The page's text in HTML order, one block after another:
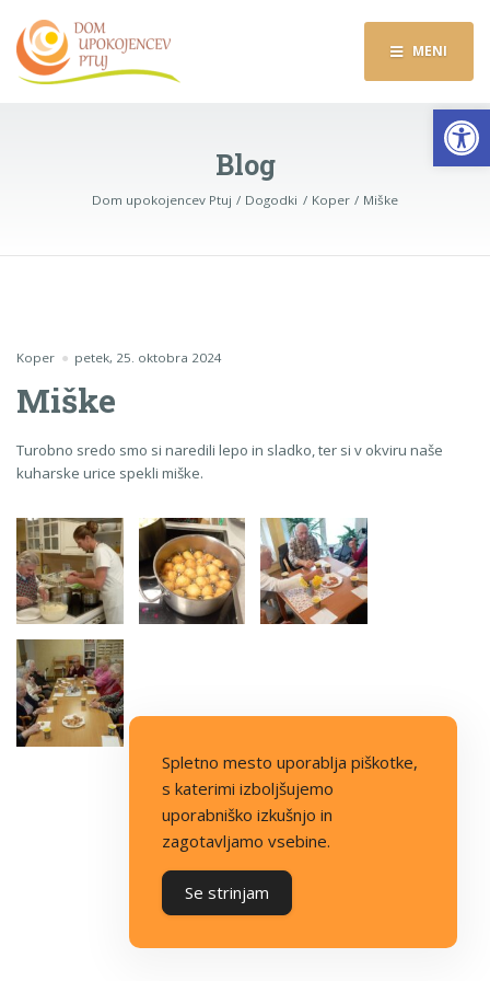
MENI
Blog
Dom upokojencev Ptuj Dogodki Koper Miške
Koper petek, 25. oktobra 2024
Miške
Turobno sredo smo si naredili lepo in sladko, ter si v okviru naše
kuharske urice spekli miške.
Spletno mesto uporablja piškotke,
s katerimi izboljšujemo
uporabniško izkušnjo in
zagotavljamo vsebine.
Se strinjam